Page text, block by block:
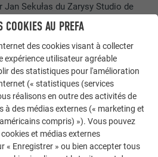
Sekułas du Zarysy Studio de
un mélange de discrétion, de
COOKIES AU PREFA
des cookies visant à collecter
expérience utilisateur agréable
des statistiques pour l'amélioration
(« statistiques (services
réalisons en outre des activités de
à des médias externes (« marketing et
compris) »). Vous pouvez
et médias externes
« Enregistrer » ou bien accepter tous